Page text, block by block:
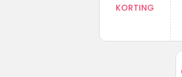
KORTING